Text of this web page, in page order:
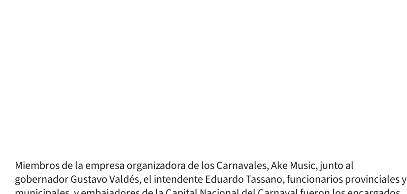
Miembros de la empresa organizadora de los Carnavales, Ake Music, junto al
gobernador Gustavo Valdés, el intendente Eduardo Tassano, funcionarios provinciales y